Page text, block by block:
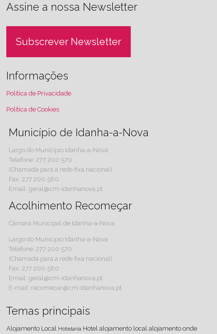
Assine a nossa Newsletter
Subscrever Newsletter
Informações
Política de Privacidade
Política de Cookies
Município de Idanha-a-Nova
Largo do Município Idanha-a-Nova
Telefone: 277 200 570
(Chamada para a rede fixa nacional)
Fax: 277 200 580
Email: geral@cm-idanhanova.pt
Acolhimento Recomeçar
Câmara Municipal de Idanha-a-Nova
Largo do Município Idanha-a-Nova
Telefone: 277 200 570
(Chamada para a rede fixa nacional)
Fax: 277 200 580
Email: geral@cm-idanhanova.pt
E-mail: recomecar@cm-idanhanova.pt
Temas principais
Alojamento Local Hotelaria Hotel alojamento local alojamento onde